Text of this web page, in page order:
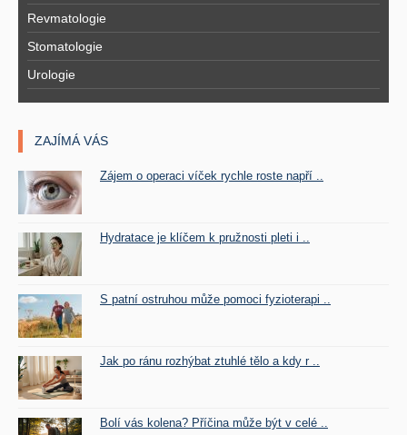
Revmatologie
Stomatologie
Urologie
ZAJÍMÁ VÁS
Zájem o operaci víček rychle roste napří ..
Hydratace je klíčem k pružnosti pleti i ..
S patní ostruhou může pomoci fyzioterapi ..
Jak po ránu rozhýbat ztuhlé tělo a kdy r ..
Bolí vás kolena? Příčina může být v celé ..